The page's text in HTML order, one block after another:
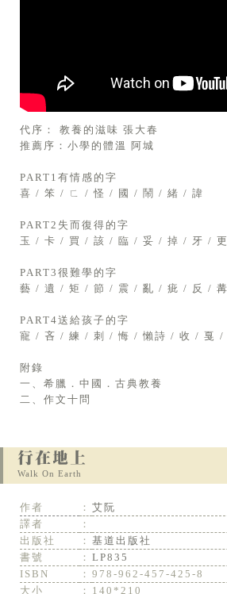
代序： 教養的滋味 張大春
推薦序：小學的體溫 阿城
PART1有情感的字
喜 / 笨 / ㄈ / 怪 / 國 / 鬧 / 緒 / 諱
PART2失而復得的字
玉 / 卡 / 買 / 該 / 臨 / 妥 / 掉 / 牙 /
PART3很難學的字
藝 / 遺 / 矩 / 節 / 震 / 亂 / 疵 / 反 /
PART4送給孩子的字
寵 / 吝 / 練 / 刺 / 悔 / 懶詩 / 收 / 戛 /
附錄
一、希臘．中國．古典教養
二、作文十問
Walk On Earth
作者 ： 艾阮
譯者
：
出版社
： 基道出版社
書號
： LP835
ISBN
： 978-962-457-425-8
大小
： 140*210